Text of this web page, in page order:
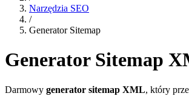
Narzędzia SEO
/
Generator Sitemap
Generator Sitemap
Darmowy generator sitemap XML, który